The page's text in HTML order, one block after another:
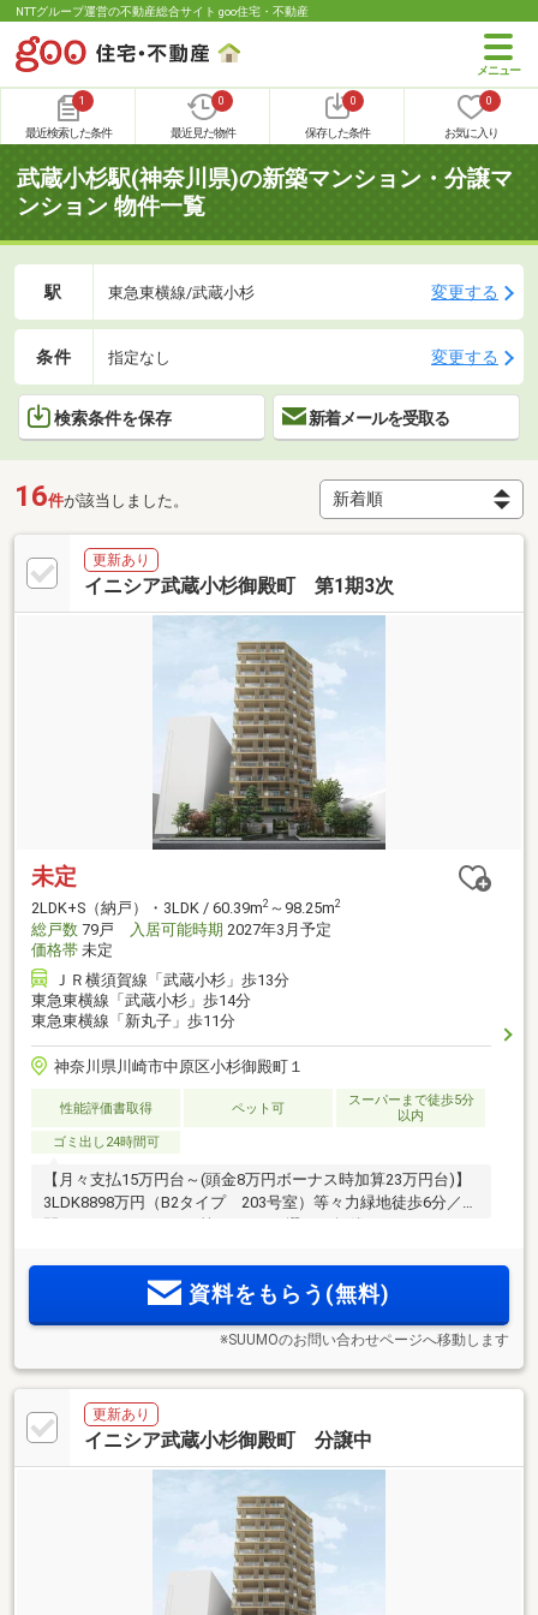
NTTグループ運営の不動産総合サイト goo住宅・不動産
1
最近検索した条件
0
最近見た物件
0
保存した条件
0
お気に入り
武蔵小杉駅(神奈川県)の新築マンション・分譲マ
ンション 物件一覧
駅 東急東横線/武蔵小杉 変更する
条件 指定なし 変更する
検索条件を保存 新着メールを受取る
16件が該当しました。
更新あり
イニシア武蔵小杉御殿町 第1期3次
未定
2LDK+S（納戸）・3LDK / 60.39m2 ～98.25m2
総戸数 79戸 入居可能時期 2027年3月予定
価格帯 未定
ＪＲ横須賀線「武蔵小杉」歩13分
東急東横線「武蔵小杉」歩14分
東急東横線「新丸子」歩11分
神奈川県川崎市中原区小杉御殿町１
性能評価書取得 ペット可
スーパーまで徒歩5分
以内
ゴミ出し24時間可
【月々支払15万円台～(頭金8万円ボーナス時加算23万円台)】
3LDK8898万円（B2タイプ 203号室）等々力緑地徒歩6分／土
続する立体庭園空間／ZEH-M Oriented取得
資料をもらう(無料)
※SUUMOのお問い合わせページへ移動します
更新あり
イニシア武蔵小杉御殿町 分譲中